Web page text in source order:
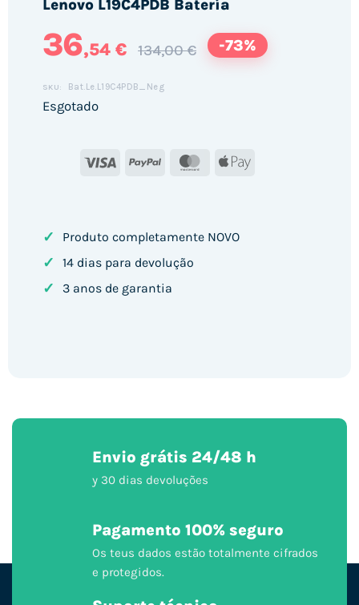
Lenovo L19C4PDB Batería
36,54 € 134,00 € -73%
SKU: Bat.Le.L19C4PDB_Neg
Esgotado
Visa PayPal MasterCard
Apple
✓ Produto completamente NOVO
✓ 14 dias para devolução
✓ 3 anos de garantia
Envio grátis 24/48 h
y 30 dias devoluções
Pagamento 100% seguro
Os teus dados estão totalmente cifrados
e protegidos.